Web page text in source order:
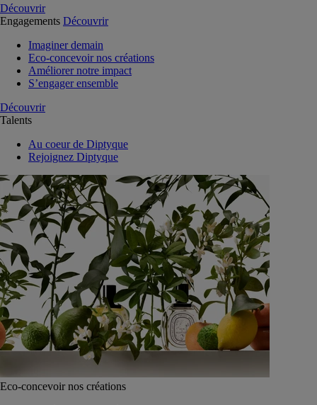
Découvrir
Engagements Découvrir
Imaginer demain
Eco-concevoir nos créations
Améliorer notre impact
S’engager ensemble
Découvrir
Talents
Au coeur de Diptyque
Rejoignez Diptyque
Eco-concevoir nos créations